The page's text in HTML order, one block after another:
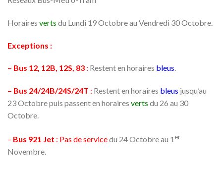
Horaires verts du Lundi 19 Octobre au Vendredi 30 Octobre.
Exceptions :
– Bus 12, 12B, 12S, 83 : Restent en horaires bleus.
– Bus 24/24B/24S/24T : Restent en horaires bleus jusqu’au
23 Octobre puis passent en horaires verts du 26 au 30
Octobre.
– Bus 921 Jet : Pas de servicedu 24 Octobre au 1er
Novembre.